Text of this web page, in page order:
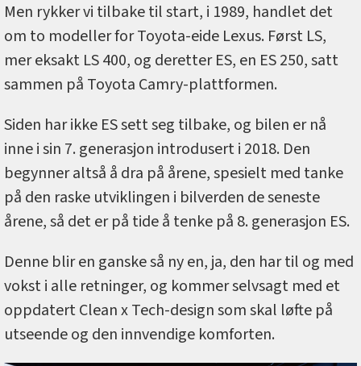
Men rykker vi tilbake til start, i 1989, handlet det
om to modeller for Toyota-eide Lexus. Først LS,
mer eksakt LS 400, og deretter ES, en ES 250, satt
sammen på Toyota Camry-plattformen.
Siden har ikke ES sett seg tilbake, og bilen er nå
inne i sin 7. generasjon introdusert i 2018. Den
begynner altså å dra på årene, spesielt med tanke
på den raske utviklingen i bilverden de seneste
årene, så det er på tide å tenke på 8. generasjon ES.
Denne blir en ganske så ny en, ja, den har til og med
vokst i alle retninger, og kommer selvsagt med et
oppdatert Clean x Tech-design som skal løfte på
utseende og den innvendige komforten.